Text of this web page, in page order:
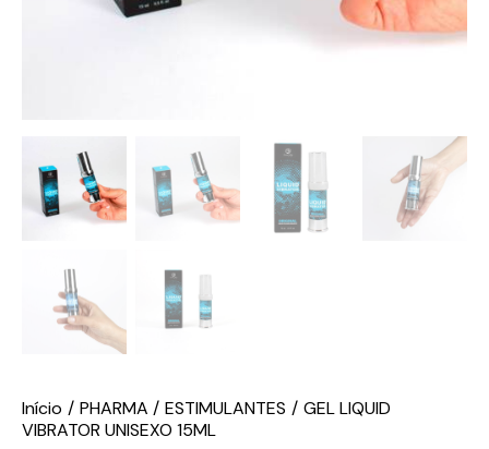
Início PHARMA ESTIMULANTES
GEL LIQUID
VIBRATOR UNISEXO 15ML